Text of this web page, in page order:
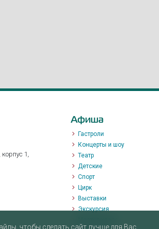
1,
Афиша
Гастроли
Концерты и шоу
Театр
Детские
Спорт
Цирк
Выставки
Экскурсия
чтобы сделать сайт лучше для Вас.